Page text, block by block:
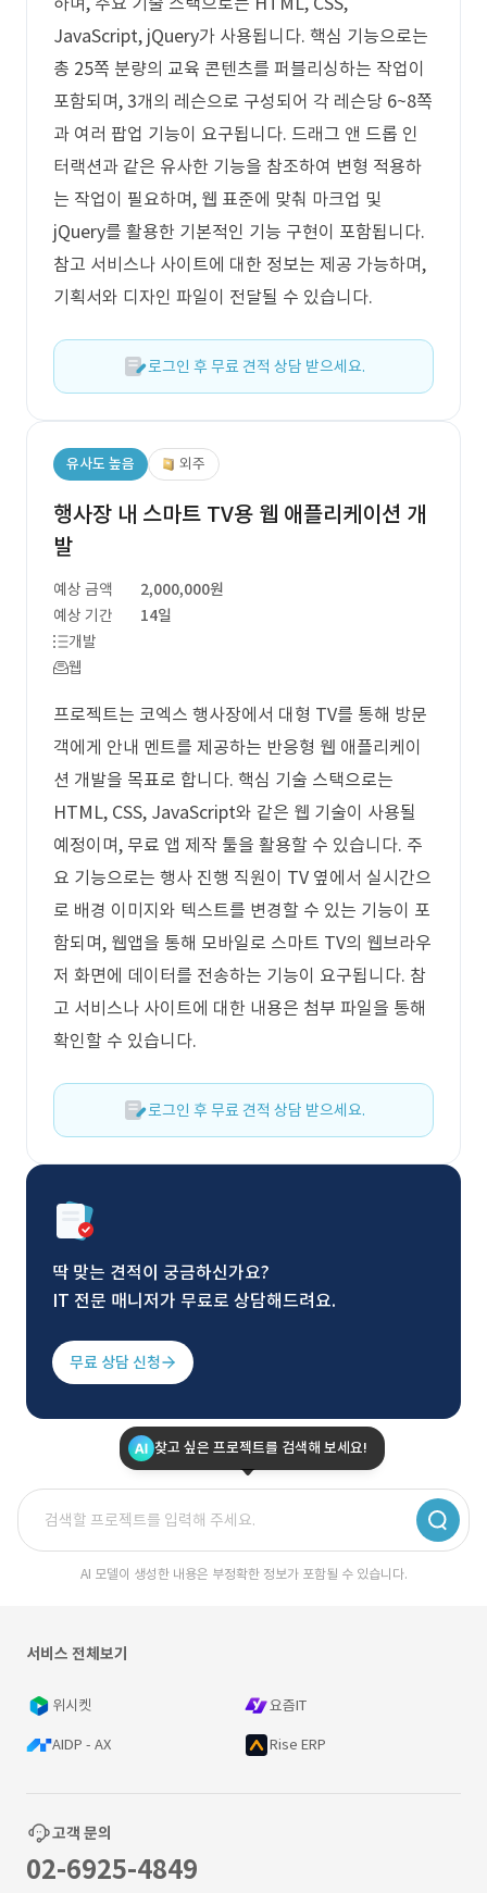
JavaScript, jQuery가 사용됩니다. 핵심 기능으로는
총 25쪽 분량의 교육 콘텐츠를 퍼블리싱하는 작업이
포함되며, 3개의 레슨으로 구성되어 각 레슨당 6~8쪽
과 여러 팝업 기능이 요구됩니다. 드래그 앤 드롭 인
터랙션과 같은 유사한 기능을 참조하여 변형 적용하
는 작업이 필요하며, 웹 표준에 맞춰 마크업 및
jQuery를 활용한 기본적인 기능 구현이 포함됩니다.
참고 서비스나 사이트에 대한 정보는 제공 가능하며,
기획서와 디자인 파일이 전달될 수 있습니다.
로그인 후 무료 견적 상담 받으세요.
유사도 높음 외주
행사장 내 스마트 TV용 웹 애플리케이션 개
발
예상 금액
2,000,000원
예상 기간
14일
개발
웹
프로젝트는 코엑스 행사장에서 대형 TV를 통해 방문
객에게 안내 멘트를 제공하는 반응형 웹 애플리케이
션 개발을 목표로 합니다. 핵심 기술 스택으로는
HTML, CSS, JavaScript와 같은 웹 기술이 사용될
예정이며, 무료 앱 제작 툴을 활용할 수 있습니다. 주
요 기능으로는 행사 진행 직원이 TV 옆에서 실시간으
로 배경 이미지와 텍스트를 변경할 수 있는 기능이 포
함되며, 웹앱을 통해 모바일로 스마트 TV의 웹브라우
저 화면에 데이터를 전송하는 기능이 요구됩니다. 참
고 서비스나 사이트에 대한 내용은 첨부 파일을 통해
확인할 수 있습니다.
로그인 후 무료 견적 상담 받으세요.
딱 맞는 견적이 궁금하신가요?
IT 전문 매니저가 무료로 상담해드려요.
무료 상담 신청
찾고 싶은 프로젝트를 검색해 보세요!
AI 모델이 생성한 내용은 부정확한 정보가 포함될 수 있습니다.
서비스 전체보기
위시켓 요즘IT
AIDP - AX Rise ERP
고객 문의
02-6925-4849